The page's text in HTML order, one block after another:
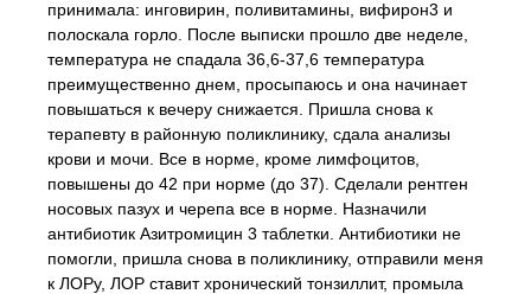
принимала: инговирин, поливитамины, вифирон3 и
полоскала горло. После выписки прошло две неделе,
температура не спадала 36,6-37,6 температура
преимущественно днем, просыпаюсь и она начинает
повышаться к вечеру снижается. Пришла снова к
терапевту в районную поликлинику, сдала анализы
крови и мочи. Все в норме, кроме лимфоцитов,
повышены до 42 при норме (до 37). Сделали рентген
носовых пазух и черепа все в норме. Назначили
антибиотик Азитромицин 3 таблетки. Антибиотики не
помогли, пришла снова в поликлинику, отправили меня
к ЛОРу, ЛОР ставит хронический тонзиллит, промыла